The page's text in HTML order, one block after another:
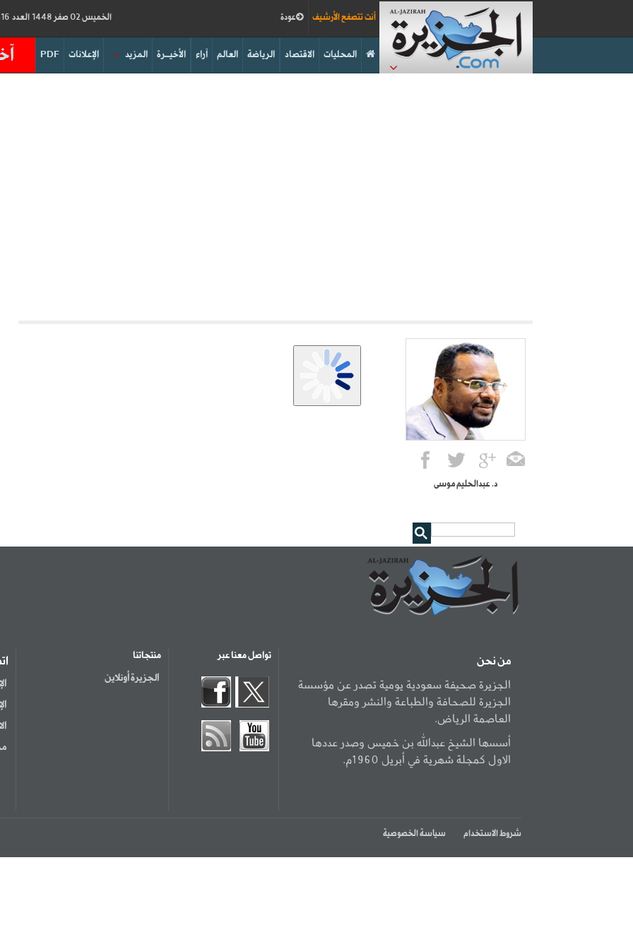
الخميس 02 صفر 1448 العدد 19316 عودة أنت تتصفح الأرشيف
PDF الإعلانات المزيد الأخيــرة آراء العالم الرياضة الاقتصاد المحليات
د. عبدالحليم موسى
من نحن
الجزيرة صحيفة سعودية يومية تصدر عن مؤسسة
الجزيرة للصحافة والطباعة والنشر ومقرها
العاصمة الرياض.
أسسها الشيخ عبدالله بن خميس وصدر عددها
الاول كمجلة شهرية في أبريل 1960م.
تواصل معنا عبر منتجاتنا
الجزيرة أونلاين
شروط الاستخدام سياسة الخصوصية